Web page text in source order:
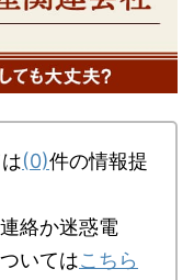
(0)件の情報提
絡か迷惑電
いてはこちら